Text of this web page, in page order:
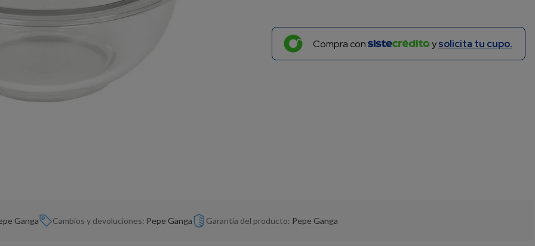
Compra con ysolicita tu cupo.
Ganga Cambios y devoluciones: Pepe Ganga Garantía del producto: Pepe Ganga